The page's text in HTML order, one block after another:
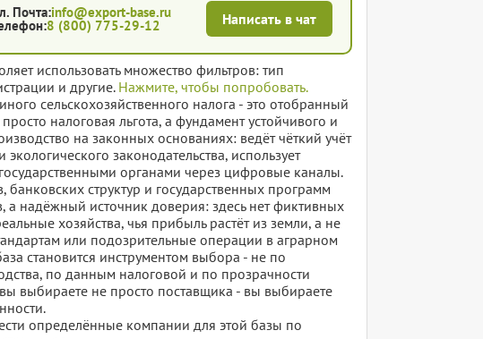
Почта:info@export-base.ru
8 (800) 775-29-12 Написать в чат
использовать множество фильтров: тип
и другие.Нажмите, чтобы попробовать.
сельскохозяйственного налога - это отобранный
налоговая льгота, а фундамент устойчивого и
на законных основаниях: ведёт чёткий учёт
законодательства, использует
органами через цифровые каналы.
структур и государственных программ
а надёжный источник доверия: здесь нет фиктивных
хозяйства, чья прибыль растёт из земли, а не
или подозрительные операции в аграрном
становится инструментом выбора - не по
по данным налоговой и по прозрачности
выбираете не просто поставщика - вы выбираете
определённые компании для этой базы по